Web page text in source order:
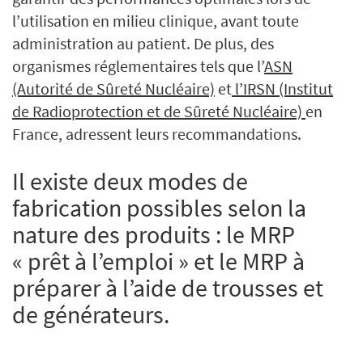
l’utilisation en milieu clinique, avant toute
administration au patient. De plus, des
organismes réglementaires tels que l’ASN
(Autorité de Sûreté Nucléaire) et l’IRSN (Institut
de Radioprotection et de Sûreté Nucléaire) en
France, adressent leurs recommandations.
Il existe deux modes de
fabrication possibles selon la
nature des produits : le MRP
« prêt à l’emploi » et le MRP à
préparer à l’aide de trousses et
de générateurs.